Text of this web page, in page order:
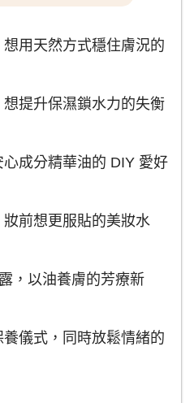
用天然方式穩住膚況的
提升保濕鎖水力的失衡
成分精華油的 DIY 愛好
前想更服貼的美妝水
，以油養膚的芳療新
儀式，同時放鬆情緒的